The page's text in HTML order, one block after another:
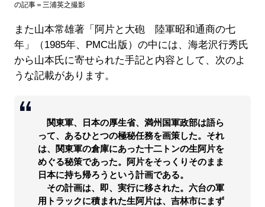
の記事＝三浦英之撮影
また山本常雄著「阿片と大砲 陸軍昭和通商の七
年」（1985年、PMC出版）の中には、海老沢行秀氏
から山本氏に寄せられた手記と内容として、次のよ
うな記載があります。
関東軍、日本の厚生省、満州国軍政部は語ら
って、あるひとつの極秘任務を画策した。それ
は、関東軍の倉庫にあった十二トンの生阿片を
めぐる秘策であった。阿片をそっくりそのまま
日本に持ち帰ろうという計画である。
その計画は、即、実行に移された。六台の軍
用トラックに積まれた生阿片は、吉林市にまず